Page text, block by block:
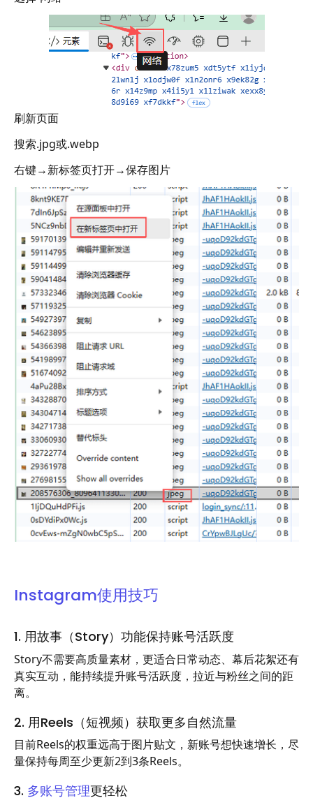
刷新页面
搜索.jpg或.webp
右键→新标签页打开→保存图片
Instagram使用技巧
1. 用故事（Story）功能保持账号活跃度
Story不需要高质量素材，更适合日常动态、幕后花絮还有
真实互动，能持续提升账号活跃度，拉近与粉丝之间的距
离。
2. 用Reels（短视频）获取更多自然流量
目前Reels的权重远高于图片贴文，新账号想快速增长，尽
量保持每周至少更新2到3条Reels。
3. 多账号管理更轻松